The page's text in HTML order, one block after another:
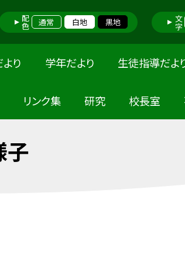
配色 通常 白地 黒地 文字
り 学年だより 生徒指導だよ
リンク集 研究 校長室
子